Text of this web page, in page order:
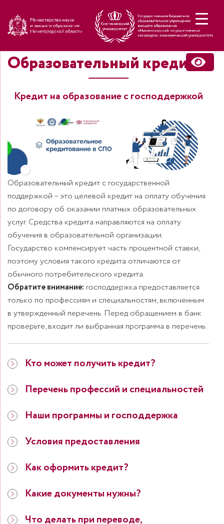
Образовательный кредит
Кредит на образование с господдержкой
Образовательный кредит с государственной
поддержкой – это целевой кредит на оплату обучения
по договору об оказании платных образовательных
услуг. Средства кредита направляются на оплату
обучения в образовательной организации.
Государство компенсирует часть процентной ставки,
поэтому условия такого кредита отличаются от
Обратите внимание: господдержка предоставляется
только по профессиям и специальностям, включенным
в утвержденный перечень. Перед обращением в банк
проверьте, входит ли выбранная программа в перечень.
Кто может получить кредит?
Перечень профессий и специальностей
Наши программы и господдержка
Условия предоставления
Как оформить кредит?
Какие документы нужны?
Что делать при переводе,